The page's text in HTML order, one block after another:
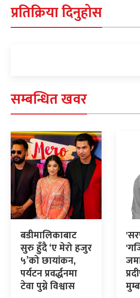
प्रतिक्रिया दिनुहोस
सम्बन्धित खवर
बडीमालिकाबाट
सुरु हुँदै ‘ए मेरो हजुर
५’को छायांकन,
पर्यटन प्रवर्द्धनमा
टेवा पुग्ने विश्वास